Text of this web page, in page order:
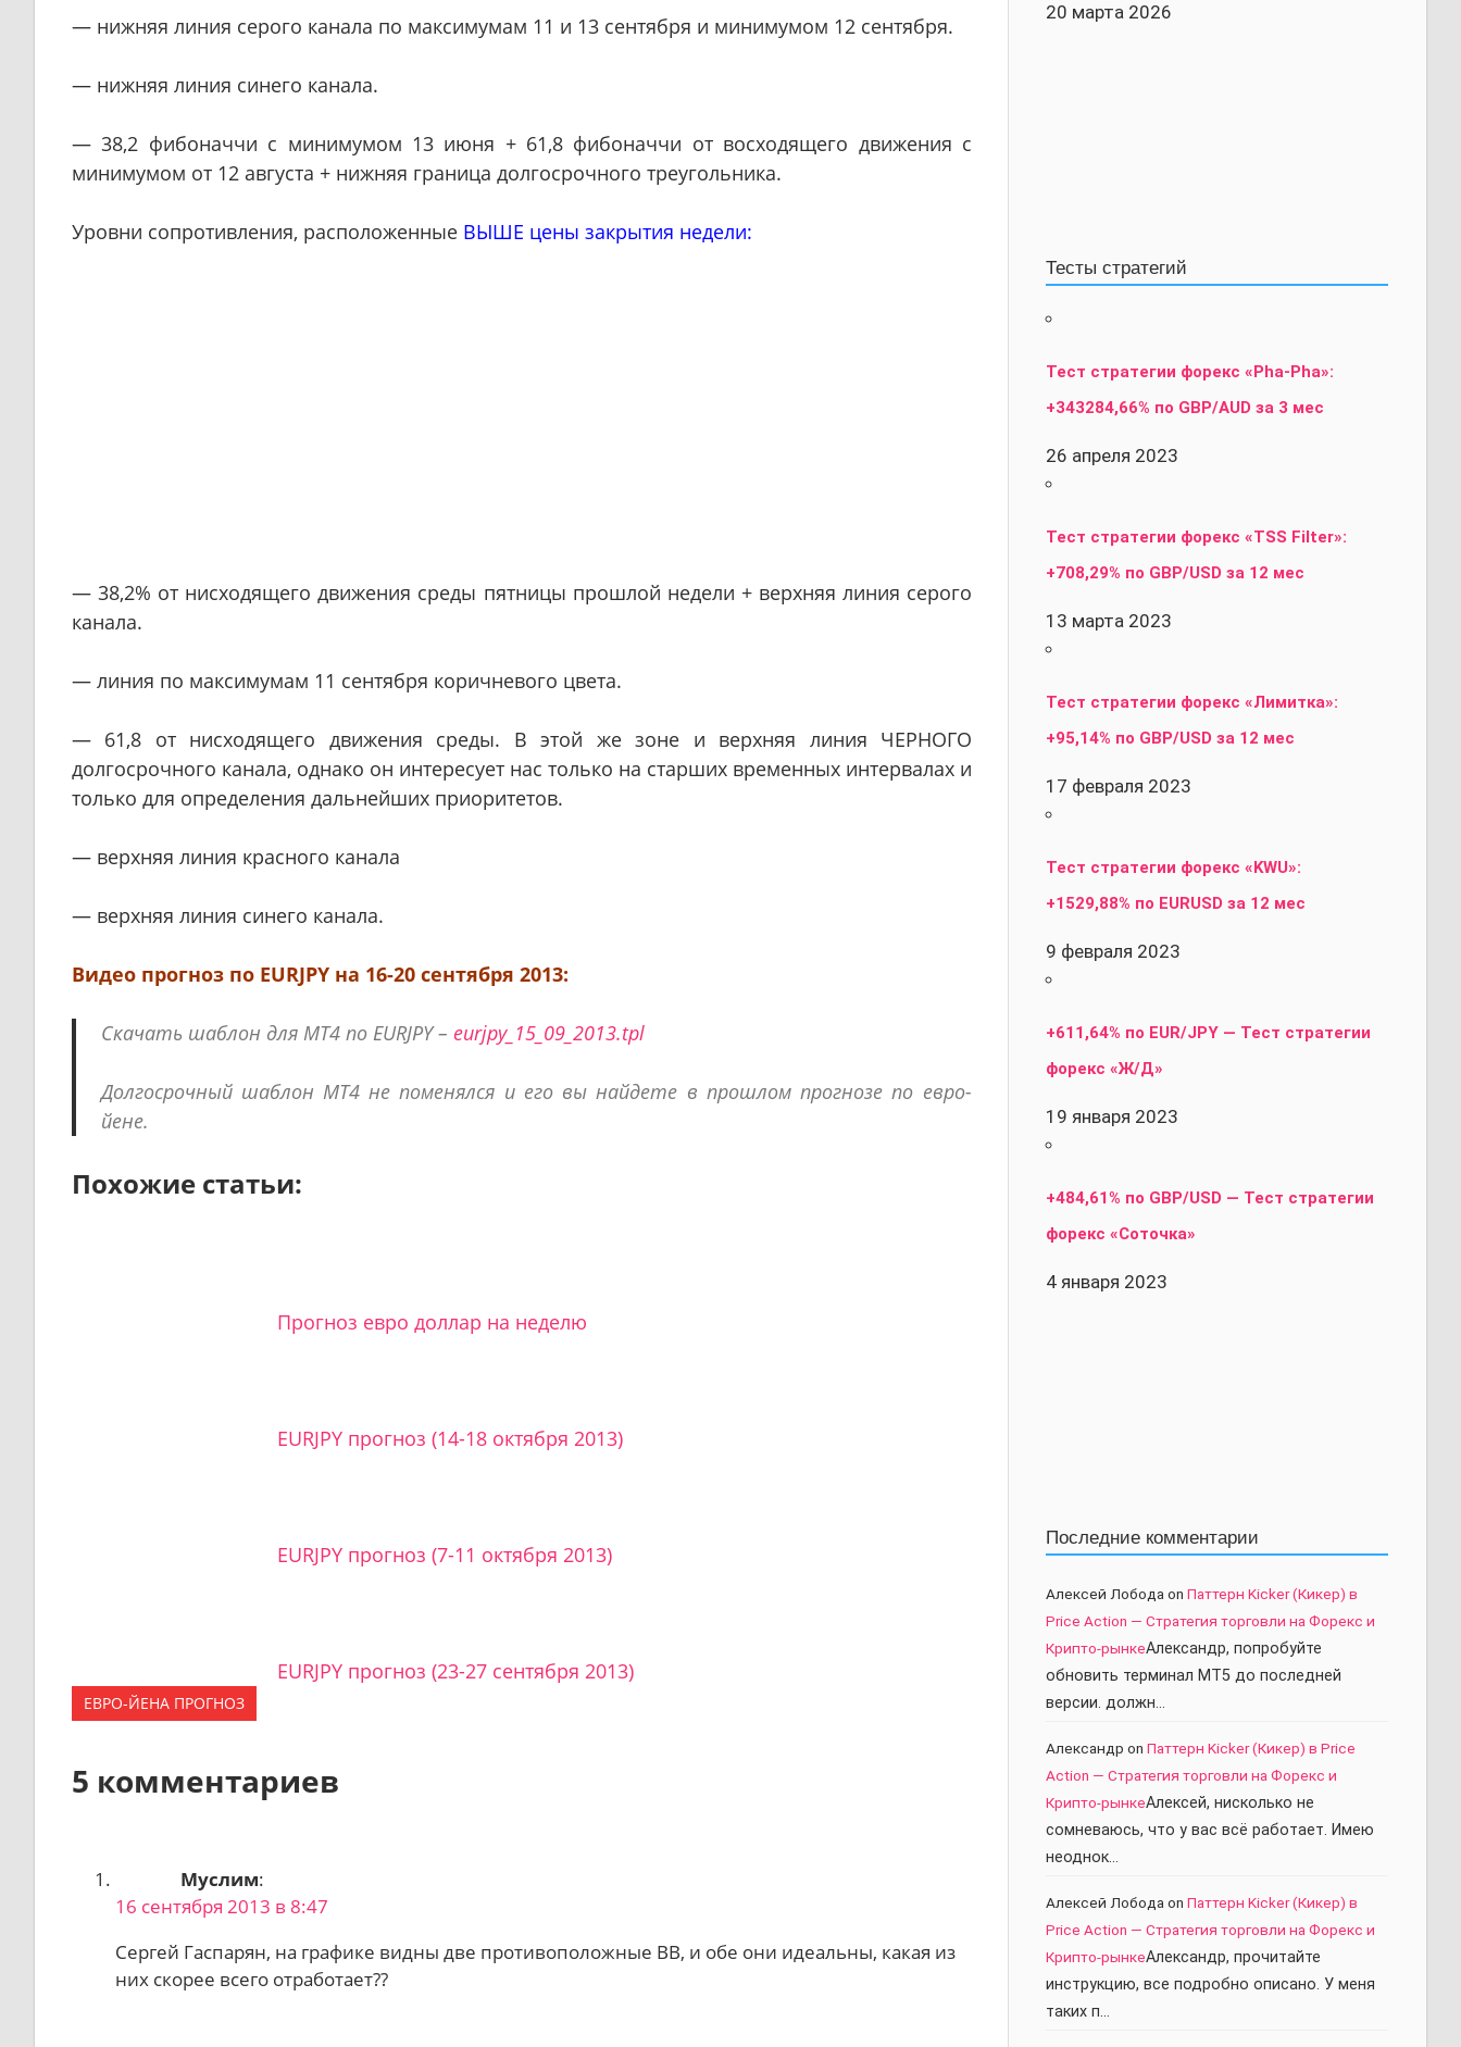
— нижняя линия серого канала по максимумам 11 и 13 сентября и минимумом 12 сентября.
— нижняя линия синего канала.
— 38,2 фибоначчи с минимумом 13 июня + 61,8 фибоначчи от восходящего движения с
минимумом от 12 августа + нижняя граница долгосрочного треугольника.
Уровни сопротивления, расположенные ВЫШЕ цены закрытия недели:
— 38,2% от нисходящего движения среды пятницы прошлой недели + верхняя линия серого
канала.
— линия по максимумам 11 сентября коричневого цвета.
— 61,8 от нисходящего движения среды. В этой же зоне и верхняя линия ЧЕРНОГО
долгосрочного канала, однако он интересует нас только на старших временных интервалах и
только для определения дальнейших приоритетов.
— верхняя линия красного канала
— верхняя линия синего канала.
Видео прогноз по EURJPY на 16-20 сентября 2013:
Cкачать шаблон для MT4 по EURJPY – eurjpy_15_09_2013.tpl
Долгосрочный шаблон МТ4 не поменялся и его вы найдете в прошлом прогнозе по евро-
йене.
Похожие статьи:
Прогноз евро доллар на неделю
EURJPY прогноз (14-18 октября 2013)
EURJPY прогноз (7-11 октября 2013)
EURJPY прогноз (23-27 сентября 2013)
ЕВРО-ЙЕНА ПРОГНОЗ
5 комментариев
Муслим:
16 сентября 2013 в 8:47
Сергей Гаспарян, на графике видны две противоположные ВВ, и обе они идеальны, какая из
них скорее всего отработает??
20 марта 2026
Тесты стратегий
Тест стратегии форекс «Pha-Pha»:
+343284,66% по GBP/AUD за 3 мес
26 апреля 2023
Тест стратегии форекс «TSS Filter»:
+708,29% по GBP/USD за 12 мес
13 марта 2023
Тест стратегии форекс «Лимитка»:
+95,14% по GBP/USD за 12 мес
17 февраля 2023
Тест стратегии форекс «KWU»:
+1529,88% по EURUSD за 12 мес
9 февраля 2023
+611,64% по EUR/JPY — Тест стратегии
форекс «Ж/Д»
19 января 2023
+484,61% по GBP/USD — Тест стратегии
форекс «Соточка»
4 января 2023
Последние комментарии
Алексей Лободаon Паттерн Kicker (Кикер) в
Price Action — Стратегия торговли на Форекс и
Крипто-рынкеАлександр, попробуйте
обновить терминал МТ5 до последней
версии. должн…
Александр on Паттерн Kicker (Кикер) в Price
Action — Стратегия торговли на Форекс и
Крипто-рынкеАлексей, нисколько не
сомневаюсь, что у вас всё работает. Имею
неоднок…
Алексей Лободаon Паттерн Kicker (Кикер) в
Price Action — Стратегия торговли на Форекс и
Крипто-рынкеАлександр, прочитайте
инструкцию, все подробно описано. У меня
таких п…